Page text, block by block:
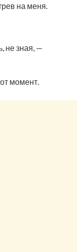
на меня.
не зная, —
момент.